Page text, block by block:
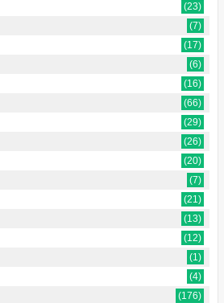
(23)
(7)
(17)
(6)
(16)
(66)
(29)
(26)
(20)
(7)
(21)
(13)
(12)
(1)
(4)
(176)